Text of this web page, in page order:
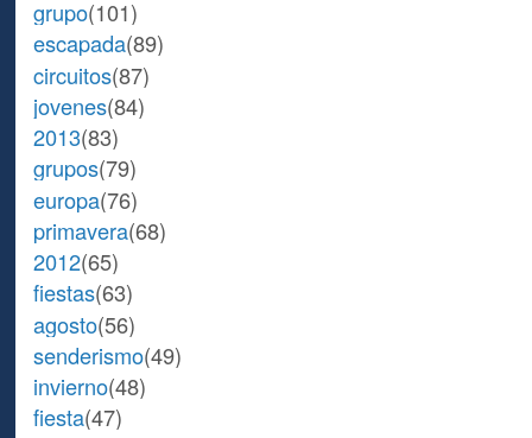
grupo(101)
escapada(89)
circuitos(87)
jovenes(84)
2013(83)
grupos(79)
europa(76)
primavera(68)
2012(65)
fiestas(63)
agosto(56)
senderismo(49)
invierno(48)
fiesta(47)